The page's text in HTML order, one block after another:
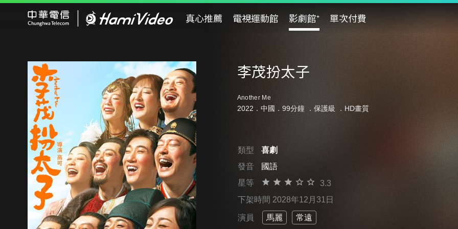
真心推薦 電視運動館 影劇館⁺ 單次付費
李茂扮太子
Another Me
2022．中國．99分鐘 ． 保護級 ．HD畫質
類型
喜劇
發音
國語
星等
3.3
下架時間 2028年12月31日
演員 馬麗 常遠